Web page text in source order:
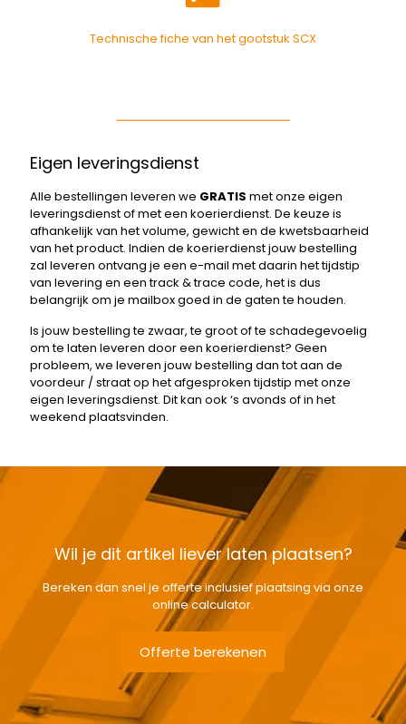
Technische fiche van het gootstuk SCX
Eigen leveringsdienst
Alle bestellingen leveren we GRATIS met onze eigen
leveringsdienst of met een koerierdienst. De keuze is
afhankelijk van het volume, gewicht en de kwetsbaarheid
van het product. Indien de koerierdienst jouw bestelling
zal leveren ontvang je een e-mail met daarin het tijdstip
van levering en een track & trace code, het is dus
belangrijk om je mailbox goed in de gaten te houden.
Is jouw bestelling te zwaar, te groot of te schadegevoelig
om te laten leveren door een koerierdienst? Geen
probleem, we leveren jouw bestelling dan tot aan de
voordeur / straat op het afgesproken tijdstip met onze
eigen leveringsdienst. Dit kan ook ‘s avonds of in het
weekend plaatsvinden.
Wil je dit artikel liever laten plaatsen?
Bereken dan snel je offerte inclusief plaatsing via onze
online calculator.
Offerte berekenen